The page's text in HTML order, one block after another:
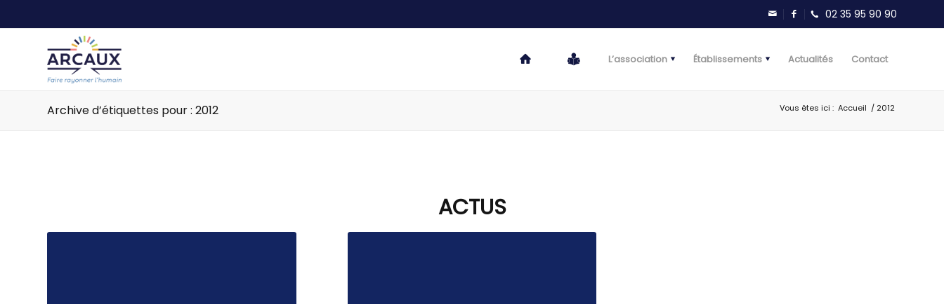
L’association Établissements Actualités Contact
Archive d’étiquettes pour : 2012 Vous êtes ici : Accueil / 2012
ACTUS